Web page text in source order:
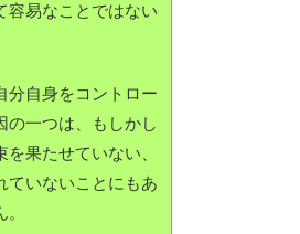
容易なことではない
分自身をコントロー
の一つは、もしかし
果たせていない、
ていないことにもあ